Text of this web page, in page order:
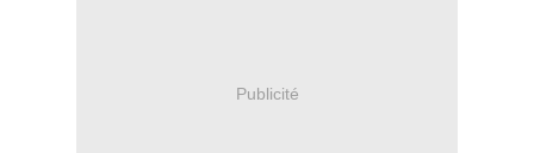
Publicité